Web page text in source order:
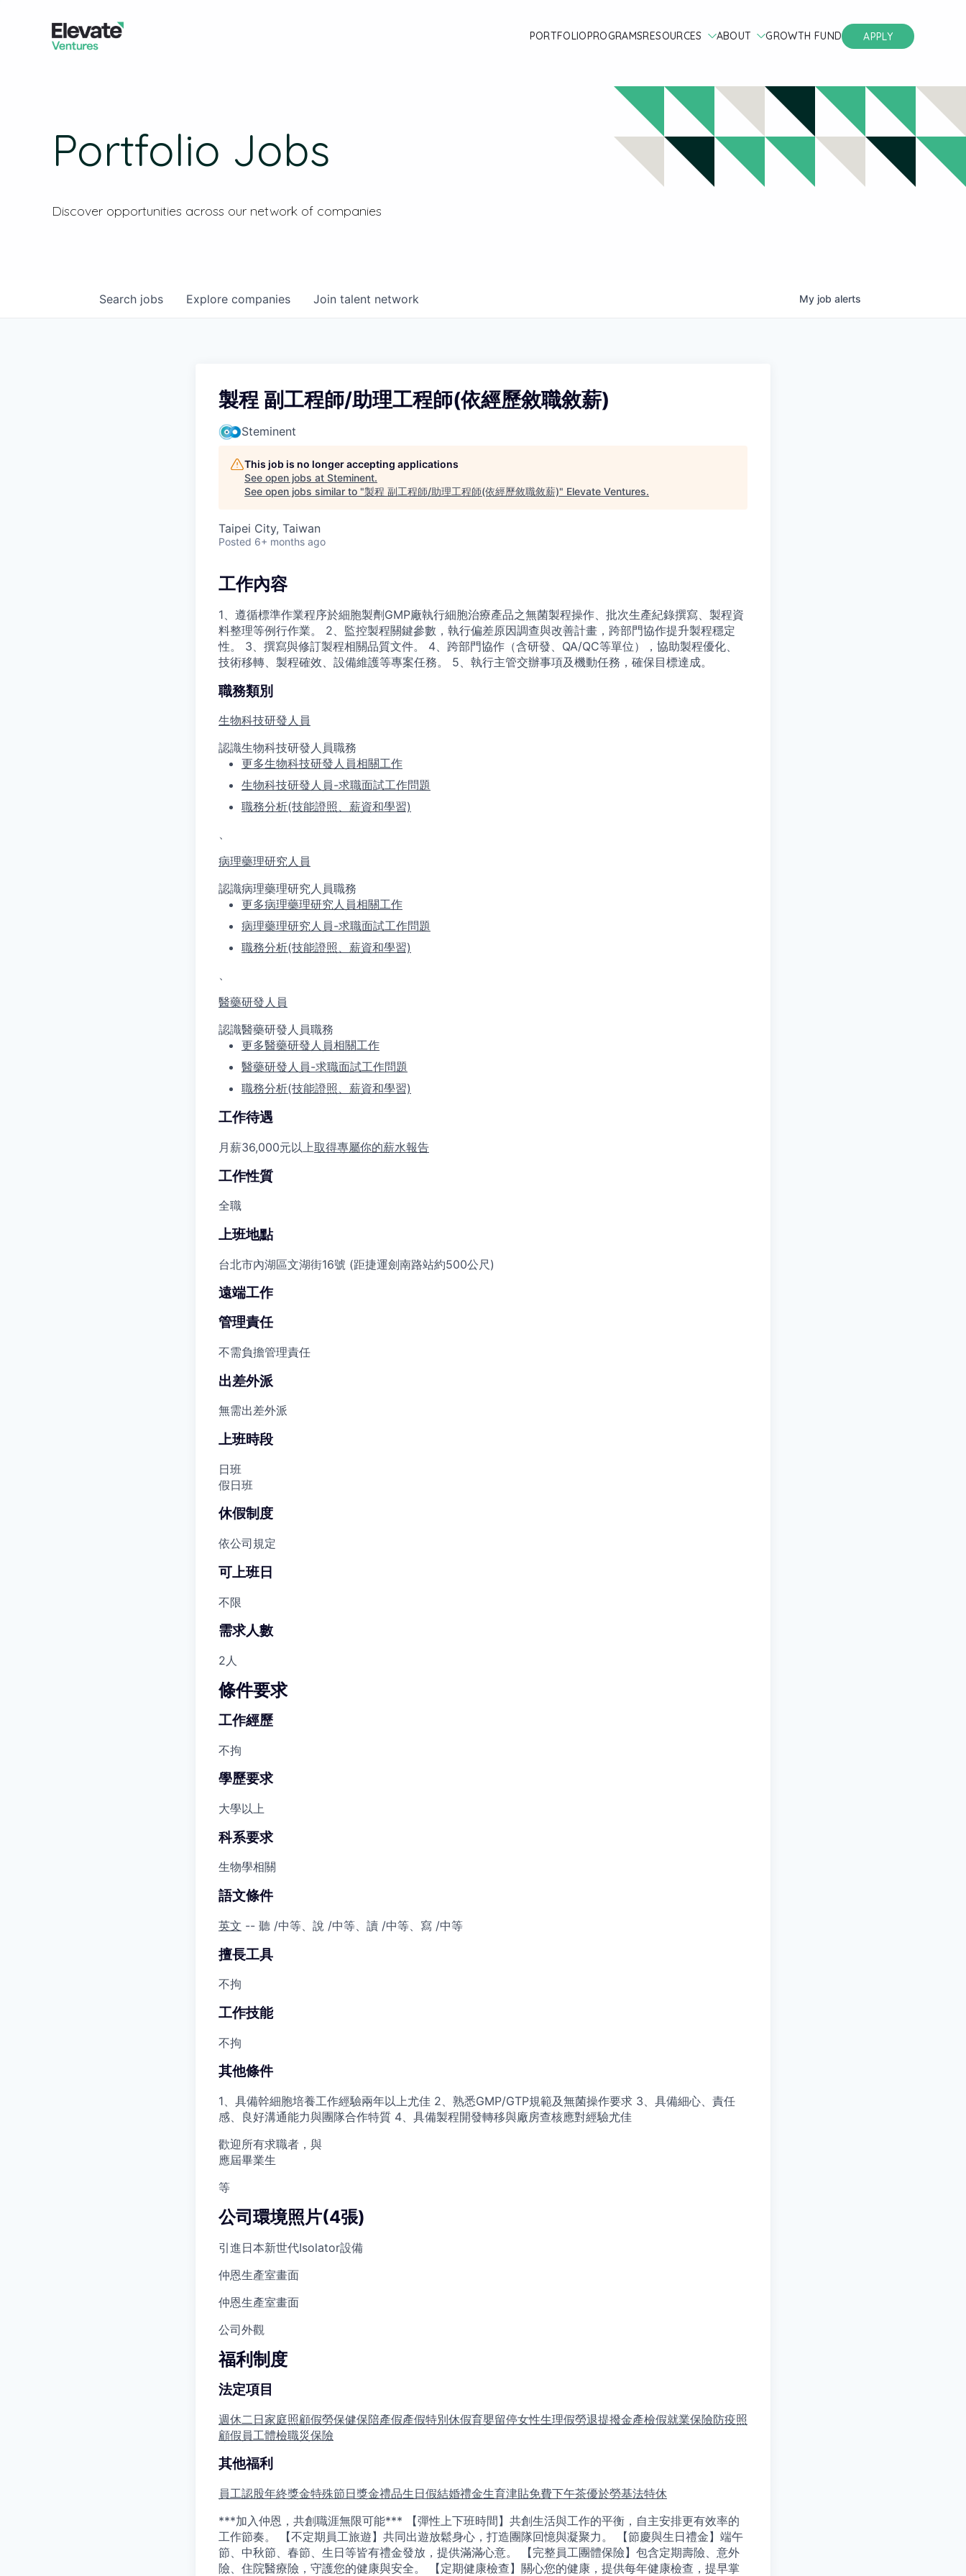
PORTFOLIOPROGRAMSRESOURCES ABOUT GROWTH FUND APPLY
Portfolio Jobs
Discover opportunities across our network of companies
Search jobs Explore companies Join talent network My job alerts
製程 副工程師/助理工程師(依經歷敘職敘薪)
Steminent
This job is no longer accepting applications
See open jobs at Steminent.
See open jobs similar to "製程 副工程師/助理工程師(依經歷敘職敘薪)" Elevate Ventures.
Taipei City, Taiwan
Posted 6+ months ago
工作內容
1、遵循標準作業程序於細胞製劑GMP廠執行細胞治療產品之無菌製程操作、批次生產紀錄撰寫、製程資
料整理等例行作業。 2、監控製程關鍵參數，執行偏差原因調查與改善計畫，跨部門協作提升製程穩定
性。 3、撰寫與修訂製程相關品質文件。 4、跨部門協作（含研發、QA/QC等單位），協助製程優化、
技術移轉、製程確效、設備維護等專案任務。 5、執行主管交辦事項及機動任務，確保目標達成。
職務類別
生物科技研發人員
認識生物科技研發人員職務
更多生物科技研發人員相關工作
生物科技研發人員-求職面試工作問題
職務分析(技能證照、薪資和學習)
、
病理藥理研究人員
認識病理藥理研究人員職務
更多病理藥理研究人員相關工作
病理藥理研究人員-求職面試工作問題
職務分析(技能證照、薪資和學習)
、
醫藥研發人員
認識醫藥研發人員職務
更多醫藥研發人員相關工作
醫藥研發人員-求職面試工作問題
職務分析(技能證照、薪資和學習)
工作待遇
月薪36,000元以上取得專屬你的薪水報告
工作性質
全職
上班地點
台北市內湖區文湖街16號 (距捷運劍南路站約500公尺)
遠端工作
管理責任
不需負擔管理責任
出差外派
無需出差外派
上班時段
日班
假日班
休假制度
依公司規定
可上班日
不限
需求人數
2人
條件要求
工作經歷
不拘
學歷要求
大學以上
科系要求
生物學相關
語文條件
英文 -- 聽 /中等、說 /中等、讀 /中等、寫 /中等
擅長工具
不拘
工作技能
不拘
其他條件
1、具備幹細胞培養工作經驗兩年以上尤佳 2、熟悉GMP/GTP規範及無菌操作要求 3、具備細心、責任
感、良好溝通能力與團隊合作特質 4、具備製程開發轉移與廠房查核應對經驗尤佳
歡迎所有求職者，與
應屆畢業生
等
公司環境照片(4張)
引進日本新世代Isolator設備
仲恩生產室畫面
仲恩生產室畫面
公司外觀
福利制度
法定項目
週休二日家庭照顧假勞保健保陪產假產假特別休假育嬰留停女性生理假勞退提撥金產檢假就業保險防疫照
顧假 員工體檢職災保險
其他福利
員工認股年終獎金特殊節日獎金禮品生日假結婚禮金生育津貼免費下午茶優於勞基法特休
***加入仲恩，共創職涯無限可能*** 【彈性上下班時間】共創生活與工作的平衡，自主安排更有效率的
工作節奏。 【不定期員工旅遊】共同出遊放鬆身心，打造團隊回憶與凝聚力。 【節慶與生日禮金】端午
節、中秋節、春節、生日等皆有禮金發放，提供滿滿心意。 【完整員工團體保險】包含定期壽險、意外
險、住院醫療險，守護您的健康與安全。 【定期健康檢查】關心您的健康，提供每年健康檢查，提早掌